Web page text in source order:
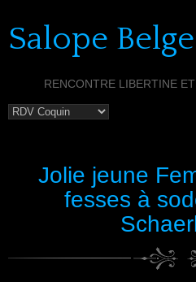
Salope Belge
RENCONTRE LIBERTINE
Jolie jeune
fesses à